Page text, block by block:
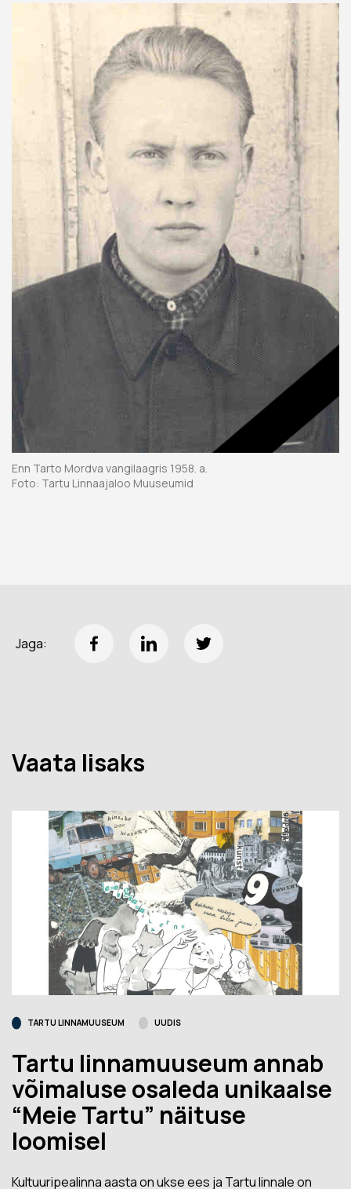
Enn Tarto Mordva vangilaagris 1958. a.
Foto: Tartu Linnaajaloo Muuseumid
Jaga:
Vaata lisaks
TARTU LINNAMUUSEUM UUDIS
Tartu linnamuuseum annab
võimaluse osaleda unikaalse
“Meie Tartu” näituse
loomisel
Kultuuripealinna aasta on ukse ees ja Tartu linnale on